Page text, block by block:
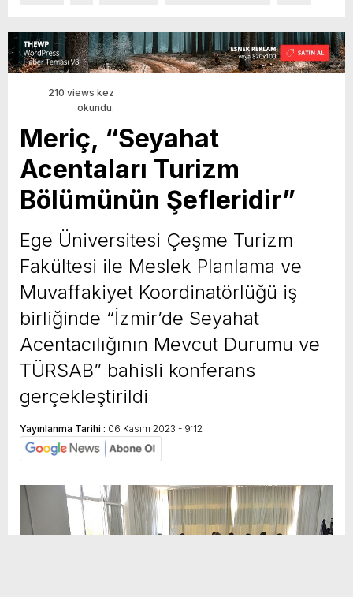
210 views kez
okundu.
Meriç, “Seyahat
Acentaları Turizm
Bölümünün Şefleridir”
Ege Üniversitesi Çeşme Turizm
Fakültesi ile Meslek Planlama ve
Muvaffakiyet Koordinatörlüğü iş
birliğinde “İzmir’de Seyahat
Acentacılığının Mevcut Durumu ve
TÜRSAB” bahisli konferans
gerçekleştirildi
Yayınlanma Tarihi : 06 Kasım 2023 - 9:12